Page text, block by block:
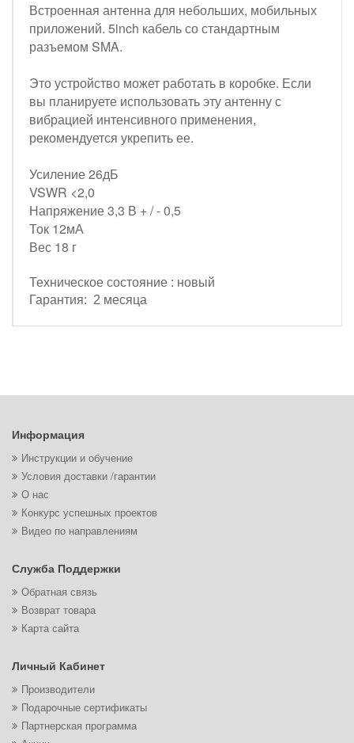
Встроенная антенна для небольших, мобильных
приложений. 5inch кабель со стандартным
разъемом SMA.
Это устройство может работать в коробке. Если
вы планируете использовать эту антенну с
вибрацией интенсивного применения,
рекомендуется укрепить ее.
Усиление 26дБ
VSWR <2,0
Напряжение 3,3 В + / - 0,5
Ток 12мА
Вес 18 г
Техническое состояние : новый
Гарантия: 2 месяца
Информация
Инструкции и обучение
Условия доставки /гарантии
О нас
Конкурс успешных проектов
Видео по направлениям
Служба Поддержки
Обратная связь
Возврат товара
Карта сайта
Личный Кабинет
Производители
Подарочные сертификаты
Партнерская программа